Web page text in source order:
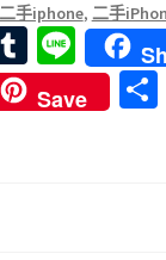
二手iphone, 二手
T
u
m
Li
n
e
Save